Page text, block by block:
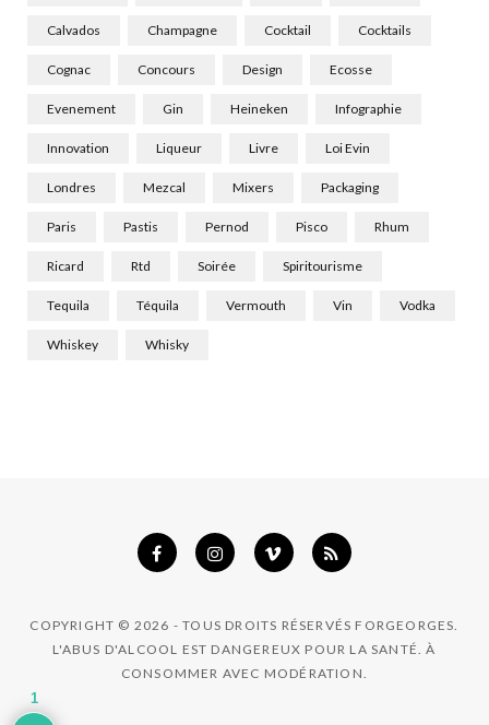
Calvados Champagne Cocktail Cocktails
Cognac Concours Design Ecosse
Evenement Gin Heineken Infographie
Innovation Liqueur Livre Loi Evin
Londres Mezcal Mixers Packaging
Paris Pastis Pernod Pisco Rhum
Ricard Rtd Soirée Spiritourisme
Tequila Téquila Vermouth Vin Vodka
Whiskey Whisky
COPYRIGHT © 2026 - TOUS DROITS RÉSERVÉS FORGEORGES.
L'ABUS D'ALCOOL EST DANGEREUX POUR LA SANTÉ. À
CONSOMMER AVEC MODÉRATION.
1